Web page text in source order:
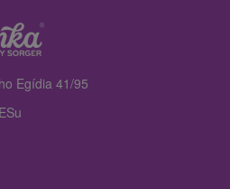
Egídia 41/95